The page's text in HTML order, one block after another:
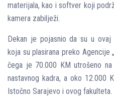
materijala, kao i softver koji
kamera zabilježi.
Dekan je pojasnio da su u
koja su plasirana preko Agencije
čega je 70.000 KM utrošeno
nastavnog kadra, a oko 12.000
Istočno Sarajevo i ovog fakulteta.